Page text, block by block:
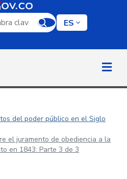
por palabra clave
ES
del poder público en el Siglo
el juramento de obediencia a la
en 1843: Parte 3 de 3